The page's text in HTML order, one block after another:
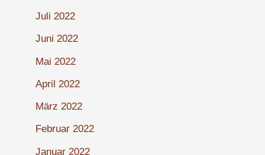
Juli 2022
Juni 2022
Mai 2022
April 2022
März 2022
Februar 2022
Januar 2022